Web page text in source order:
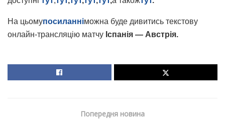
На цьомупосиланніможна буде дивитись текстову
онлайн-трансляцію матчу Іспанія — Австрія.
Попередня новина